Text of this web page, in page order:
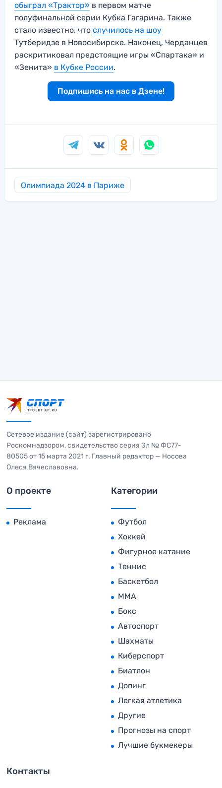
обыграл «Трактор» в первом матче
полуфинальной серии Кубка Гагарина. Также
стало известно, что случилось на шоу
Тутберидзе в Новосибирске. Наконец, Черданцев
раскритиковал предстоящие игры «Спартака» и
«Зенита» в Кубке России.
Подпишись на нас в Дзене!
Олимпиада 2024 в Париже
Сетевое издание (сайт) зарегистрировано
Роскомнадзором, свидетельство серия Эл № ФС77-
80505 от 15 марта 2021 г. Главный редактор — Носова
Олеся Вячеславовна.
О проекте
Реклама
Категории
Футбол
Хоккей
Фигурное катание
Теннис
Баскетбол
MMA
Бокс
Автоспорт
Шахматы
Киберспорт
Биатлон
Допинг
Легкая атлетика
Другие
Прогнозы на спорт
Лучшие букмекеры
Контакты